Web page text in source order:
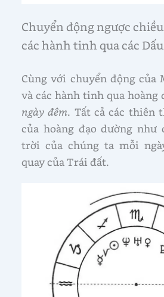
Chuyển động ngược
các hành tinh qua các
Cùng với chuyển động
và các hành tinh qua hoàng
ngày đêm. Tất cả các thiên
của hoàng đạo dường như
trời của chúng ta mỗi
quay của Trái đất.